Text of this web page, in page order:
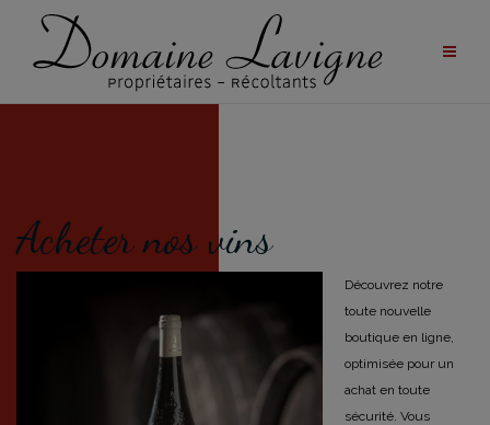
Aller
contenu
Acheter nos vins
Découvrez notre
toute nouvelle
boutique en ligne,
optimisée pour un
achat en toute
sécurité. Vous